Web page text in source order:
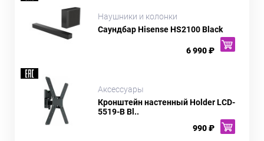
Наушники и колонки
Саундбар Hisense HS2100 Black
6 990 ₽
Аксессуары
Кронштейн настенный Holder LCD-
5519-B Bl..
990 ₽